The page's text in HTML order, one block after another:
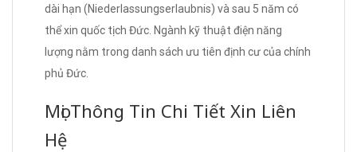
dài hạn (Niederlassungserlaubnis) và sau 5 năm có
thể xin quốc tịch Đức. Ngành kỹ thuật điện năng
lượng nằm trong danh sách ưu tiên định cư của chính
phủ Đức.
Mọi Thông Tin Chi Tiết Xin Liên
Hệ